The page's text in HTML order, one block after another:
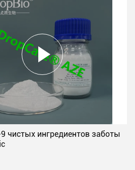
чистых ингредиентов заботы